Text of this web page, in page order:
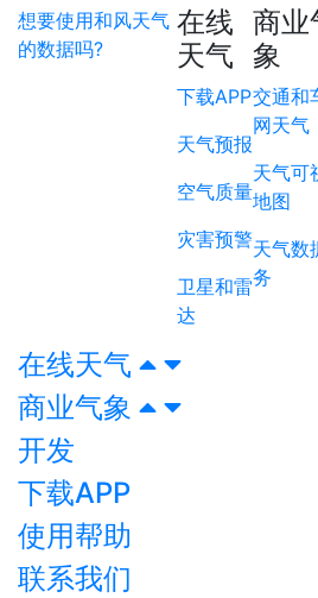
想要使用和风天气
的数据吗?
在线
天气
下载APP
天气预报
空气质量
灾害预警
卫星和雷
达
商业
象
交通和
网天气
天气可
地图
天气数
务
在线天气
商业气象
开发
下载APP
使用帮助
联系我们